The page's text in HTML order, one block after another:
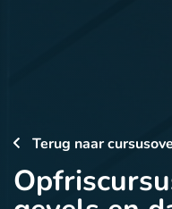
Terug naar